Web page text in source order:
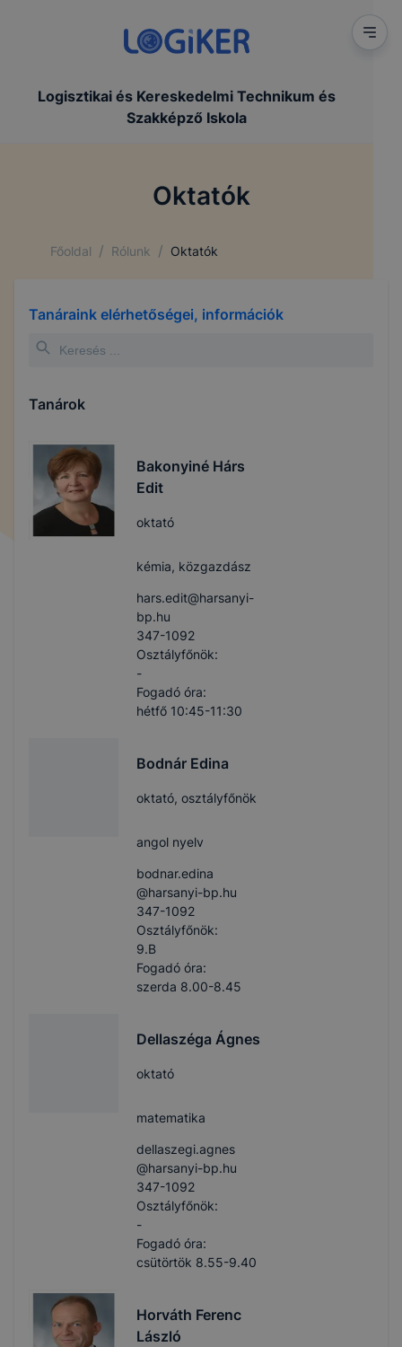
Logisztikai és Kereskedelmi Technikum és
Szakképző Iskola
Oktatók
Főoldal / Rólunk / Oktatók
Tanáraink elérhetőségei, információk
Tanárok
Bakonyiné Hárs
Edit
oktató
kémia, közgazdász
hars.edit​@harsanyi-
bp.hu
347-1092
Osztályfőnök:
-
Fogadó óra:
hétfő 10:45-11:30
Bodnár Edina
oktató, osztályfőnök
angol nyelv
bodnar.edina​
@harsanyi-bp.hu
347-1092
Osztályfőnök:
9.B
Fogadó óra:
szerda 8.00-8.45
Dellaszéga Ágnes
oktató
matematika
dellaszegi.agnes​
@harsanyi-bp.hu
347-1092
Osztályfőnök:
-
Fogadó óra:
csütörtök 8.55-9.40
Horváth Ferenc
László